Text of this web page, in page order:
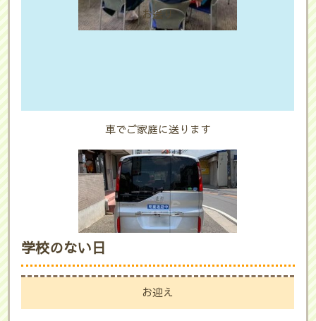
お送り
車でご家庭に送ります
学校のない日
お迎え